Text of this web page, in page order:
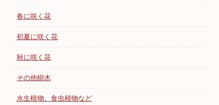
春に咲く花
初夏に咲く花
秋に咲く花
その他樹木
水生植物、食虫植物など